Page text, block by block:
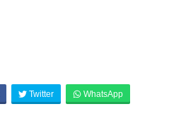
Twitter WhatsApp